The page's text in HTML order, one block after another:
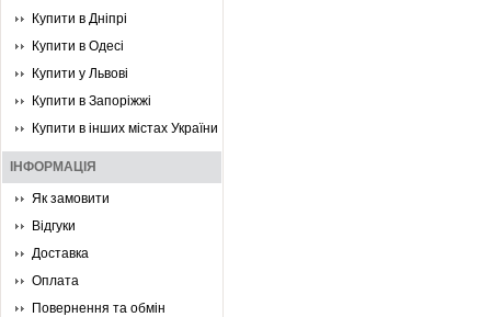
Купити в Дніпрі
Купити в Одесі
Купити у Львові
Купити в Запоріжжі
Купити в інших містах України
ІНФОРМАЦІЯ
Як замовити
Відгуки
Доставка
Оплата
Повернення та обмін